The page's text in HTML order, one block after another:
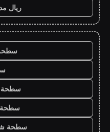
ريال
سطحة
سطحة
سطحة